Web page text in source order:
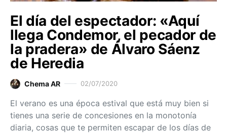
El día del espectador: «Aquí
llega Condemor, el pecador de
la pradera» de Álvaro Sáenz
de Heredia
Chema AR 02/07/2020
El verano es una época estival que está muy bien si
tienes una serie de concesiones en la monotonía
diaria, cosas que te permiten escapar de los días de